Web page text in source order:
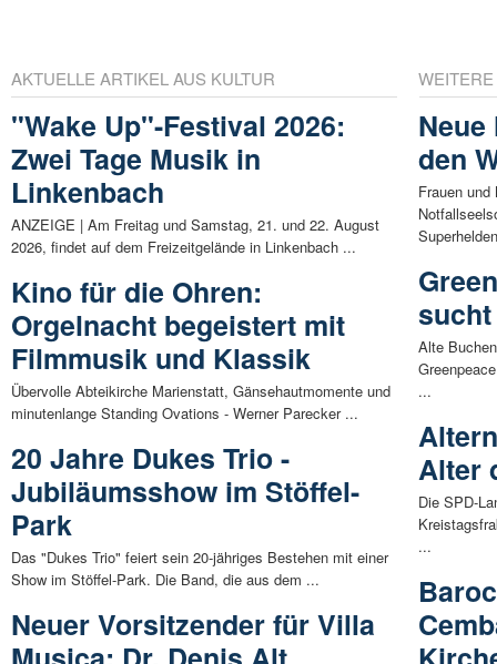
AKTUELLE ARTIKEL AUS KULTUR
"Wake Up"-Festival 2026:
Zwei Tage Musik in
Linkenbach
ANZEIGE | Am Freitag und Samstag, 21. und 22. August
2026, findet auf dem Freizeitgelände in Linkenbach ...
Kino für die Ohren:
Orgelnacht begeistert mit
Filmmusik und Klassik
Übervolle Abteikirche Marienstatt, Gänsehautmomente und
minutenlange Standing Ovations - Werner Parecker ...
20 Jahre Dukes Trio -
Jubiläumsshow im Stöffel-
Park
Das "Dukes Trio" feiert sein 20-jähriges Bestehen mit einer
Show im Stöffel-Park. Die Band, die aus dem ...
Neuer Vorsitzender für Villa
den
Frauen
Alte
...
Alter
Die SPD-
...